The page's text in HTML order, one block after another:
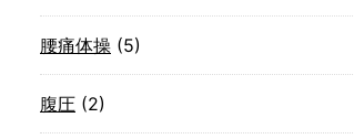
腰痛体操 (5)
腹圧 (2)